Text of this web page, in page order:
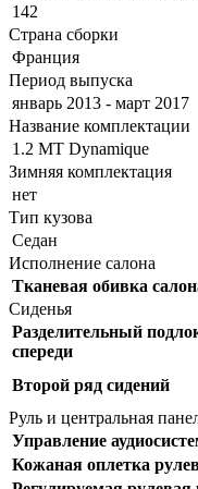
142
Страна сборки
Франция
Период выпуска
январь 2013 - март 2017
Название комплектации
1.2 МТ Dynamique
Зимняя комплектация
нет
Тип кузова
Седан
Исполнение салона
Тканевая обивка
Сиденья
Разделительный
спереди
Второй ряд сидений
Руль и центральная
Управление
Кожаная оплетка